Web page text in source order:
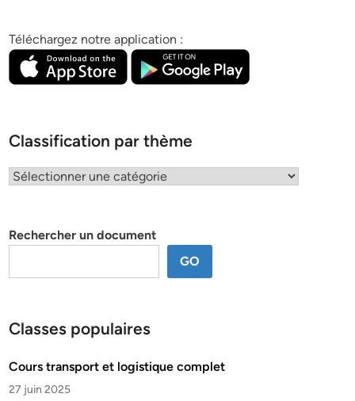
Téléchargez notre application :
Classification par thème
Classification
Rechercher un document
GO
Classes populaires
Cours transport et logistique complet
27 juin 2025